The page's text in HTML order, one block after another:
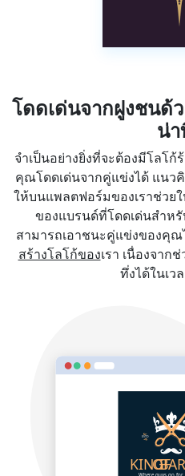
โดดเด่นจากฝูงชนด้
น่า
จำเป็นอย่างยิ่งที่จะต้องมีโลโ
คุณโดดเด่นจากคู่แข่งได้ แนว
ให้บนแพลตฟอร์มของเราช่วย
ของแบรนด์ที่โดดเด่นสำห
สามารถเอาชนะคู่แข่งของคุณ
สร้างโลโก้ของเรา เนื่องจา
ทึ่งได้ในเว